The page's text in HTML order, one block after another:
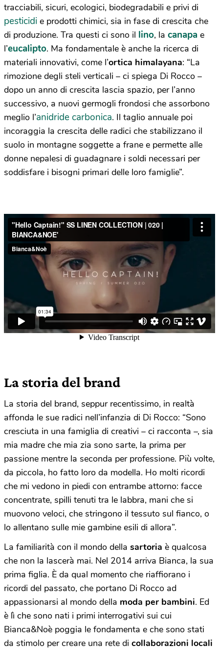
tracciabili, sicuri, ecologici, biodegradabili e privi di
pesticidi e prodotti chimici, sia in fase di crescita che
di produzione. Tra questi ci sono il lino, la canapa e
l’eucalipto. Ma fondamentale è anche la ricerca di
materiali innovativi, come l’ortica himalayana: “La
rimozione degli steli verticali – ci spiega Di Rocco –
dopo un anno di crescita lascia spazio, per l’anno
successivo, a nuovi germogli frondosi che assorbono
meglio l’anidride carbonica. Il taglio annuale poi
incoraggia la crescita delle radici che stabilizzano il
suolo in montagne soggette a frane e permette alle
donne nepalesi di guadagnare i soldi necessari per
soddisfare i bisogni primari delle loro famiglie”.
La storia del brand
La storia del brand, seppur recentissimo, in realtà
affonda le sue radici nell’infanzia di Di Rocco: “Sono
cresciuta in una famiglia di creativi – ci racconta –, sia
mia madre che mia zia sono sarte, la prima per
passione mentre la seconda per professione. Più volte,
da piccola, ho fatto loro da modella. Ho molti ricordi
che mi vedono in piedi con entrambe attorno: facce
concentrate, spilli tenuti tra le labbra, mani che si
muovono veloci, che stringono il tessuto sul fianco, o
lo allentano sulle mie gambine esili di allora”.
La familiarità con il mondo della sartoria è qualcosa
che non la lascerà mai. Nel 2014 arriva Bianca, la sua
prima figlia. È da qual momento che riaffiorano i
ricordi del passato, che portano Di Rocco ad
appassionarsi al mondo della moda per bambini. Ed
è lì che sono nati i primi interrogativi sui cui
Bianca&Noè poggia le fondamenta e che sono stati
da stimolo per creare una rete di collaborazioni locali